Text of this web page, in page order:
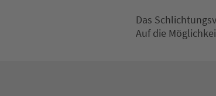
Das
Auf die